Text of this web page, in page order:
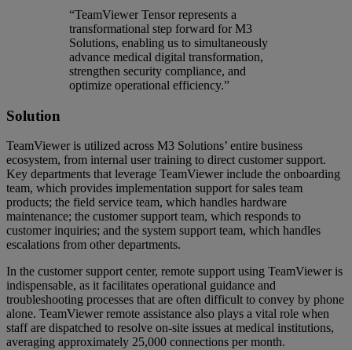
“TeamViewer Tensor represents a
transformational step forward for M3
Solutions, enabling us to simultaneously
advance medical digital transformation,
strengthen security compliance, and
optimize operational efficiency.”
Solution
TeamViewer is utilized across M3 Solutions’ entire business
ecosystem, from internal user training to direct customer support.
Key departments that leverage TeamViewer include the onboarding
team, which provides implementation support for sales team
products; the field service team, which handles hardware
maintenance; the customer support team, which responds to
customer inquiries; and the system support team, which handles
escalations from other departments.
In the customer support center, remote support using TeamViewer is
indispensable, as it facilitates operational guidance and
troubleshooting processes that are often difficult to convey by phone
alone. TeamViewer remote assistance also plays a vital role when
staff are dispatched to resolve on-site issues at medical institutions,
averaging approximately 25,000 connections per month.